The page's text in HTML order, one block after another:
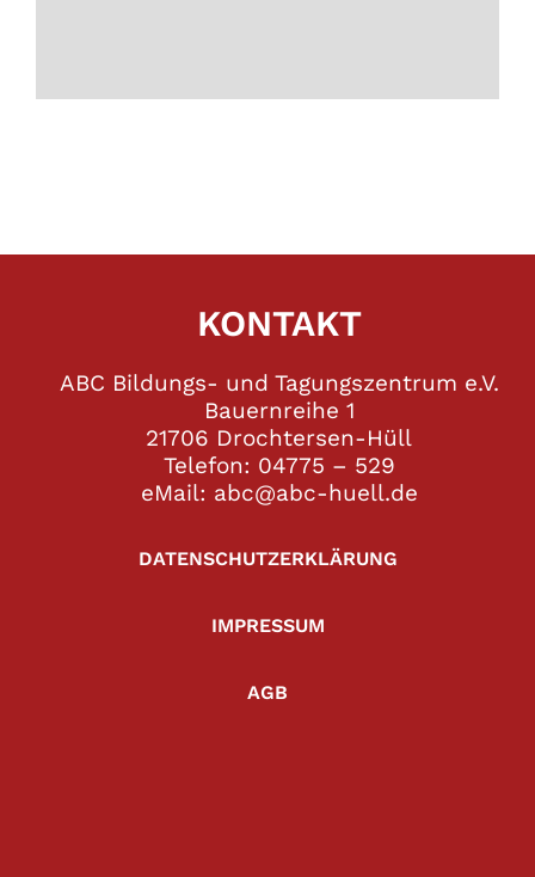
KONTAKT
ABC Bildungs- und Tagungszentrum e.V.
Bauernreihe 1
21706 Drochtersen-Hüll
Telefon: 04775 – 529
eMail: abc@abc-huell.de
DATENSCHUTZERKLÄRUNG
IMPRESSUM
AGB